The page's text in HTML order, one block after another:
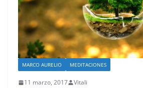
MARCO AURELIO MEDITACIONES
11 marzo, 2017 Vitali